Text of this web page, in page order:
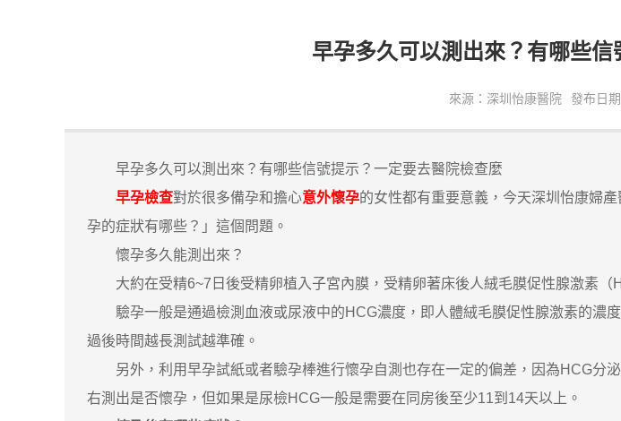
早孕多久可以測出來？有哪些
來源：深圳怡康醫院 發布日
早孕多久可以測出來？有哪些信號提示？一定要去醫院檢查麼
早孕檢查對於很多備孕和擔心意外懷孕的女性都有重要意義，今天深圳怡康婦
孕的症狀有哪些？」這個問題。
懷孕多久能測出來？
大約在受精6~7日後受精卵植入子宮內膜，受精卵著床後人絨毛膜促性腺激素（
驗孕一般是通過檢測血液或尿液中的HCG濃度，即人體絨毛膜促性腺激素的濃
過後時間越長測試越準確。
另外，利用早孕試紙或者驗孕棒進行懷孕自測也存在一定的偏差，因為HCG分
右測出是否懷孕，但如果是尿檢HCG一般是需要在同房後至少11到14天以上。